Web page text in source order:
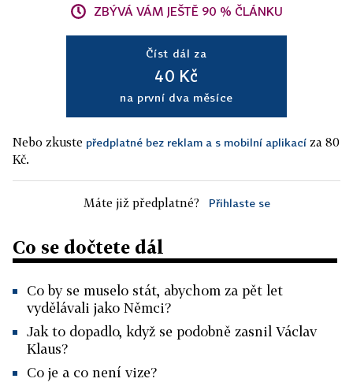
ZBÝVÁ VÁM JEŠTĚ 90 % ČLÁNKU
Číst dál za
40 Kč
na první dva měsíce
Nebo zkuste předplatné bez reklam a s mobilní aplikací za 80
Kč.
Máte již předplatné? Přihlaste se
Co se dočtete dál
Co by se muselo stát, abychom za pět let
vydělávali jako Němci?
Jak to dopadlo, když se podobně zasnil Václav
Klaus?
Co je a co není vize?